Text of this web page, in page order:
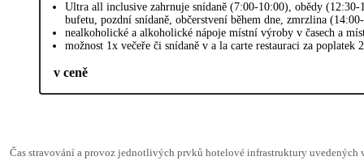
Ultra all inclusive zahrnuje snídaně (7:00-10:00), obědy
bufetu, pozdní snídaně, občerstvení během dne, zmrzlina
nealkoholické a alkoholické nápoje místní výroby v časech a
možnost 1x večeře či snídaně v a la carte restauraci za poplatek
v ceně
Čas stravování a provoz jednotlivých prvků hotelové infrastruktury uvedených